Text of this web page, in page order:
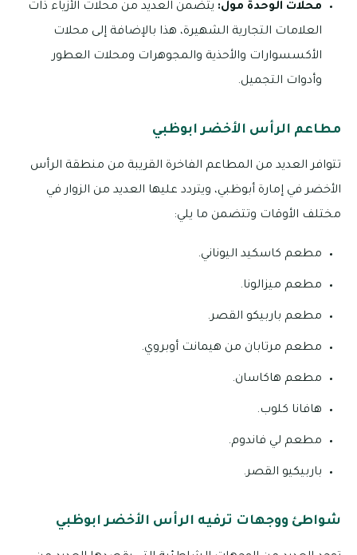
محلات الوحدة مول: يتضمن العديد من محلات الأزياء ذات
العلامات التجارية الشهيرة، هذا بالإضافة إلى محلات
الأكسسوارات والأحذية والمجوهرات ومحلات العطور
وأدوات التجميل.
مطاعم الرأس الأخضر ابوظبي
تتوافر العديد من المطاعم الفاخرة القريبة من منطقة الرأس
الأخضر في إمارة أبوظبي، ويتردد عليها العديد من الزوار في
مختلف الأوقات وتتضمن ما يلي:
مطعم كاسكيد اليوناني.
مطعم ميزالونا.
مطعم باربيكو القصر.
مطعم مرتابان من هيمانت أوبروي.
مطعم هاكاسان.
هافانا كلوب.
مطعم لي فاندوم.
باربيكيو القصر.
شواطئ ووجهات ترفيه الرأس الأخضر ابوظبي